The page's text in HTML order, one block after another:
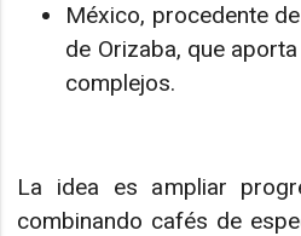
México, procedente
de Orizaba, que
complejos.
La idea es ampliar
combinando cafés de